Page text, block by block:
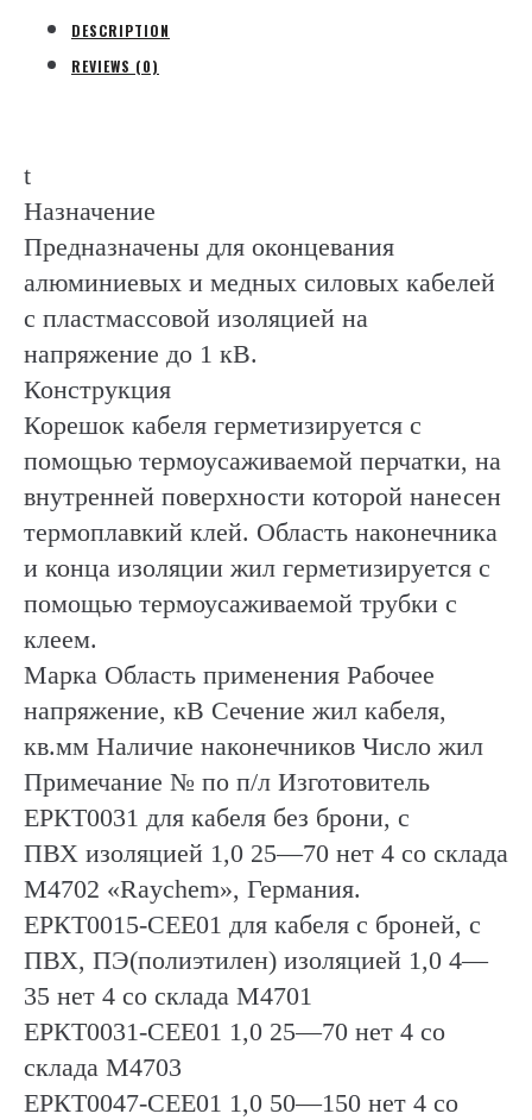
броня
(Raychem)
DESCRIPTION
REVIEWS (0)
t
Назначение
Предназначены для оконцевания
алюминиевых и медных силовых кабелей
с пластмассовой изоляцией на
напряжение до 1 кВ.
Конструкция
Корешок кабеля герметизируется с
помощью термоусаживаемой перчатки, на
внутренней поверхности которой нанесен
термоплавкий клей. Область наконечника
и конца изоляции жил герметизируется с
помощью термоусаживаемой трубки с
клеем.
Марка Область применения Рабочее
напряжение, кВ Сечение жил кабеля,
кв.мм Наличие наконечников Число жил
Примечание № по п/л Изготовитель
ЕРКТ0031 для кабеля без брони, с
ПВХ изоляцией 1,0 25—70 нет 4 со склада
М4702 «Raychem», Германия.
ЕРКТ0015-СЕЕ01 для кабеля с броней, с
ПВХ, ПЭ(полиэтилен) изоляцией 1,0 4—
35 нет 4 со склада М4701
ЕРКТ0031-СЕЕ01 1,0 25—70 нет 4 со
склада М4703
ЕРКТ0047-CEE01 1,0 50—150 нет 4 со